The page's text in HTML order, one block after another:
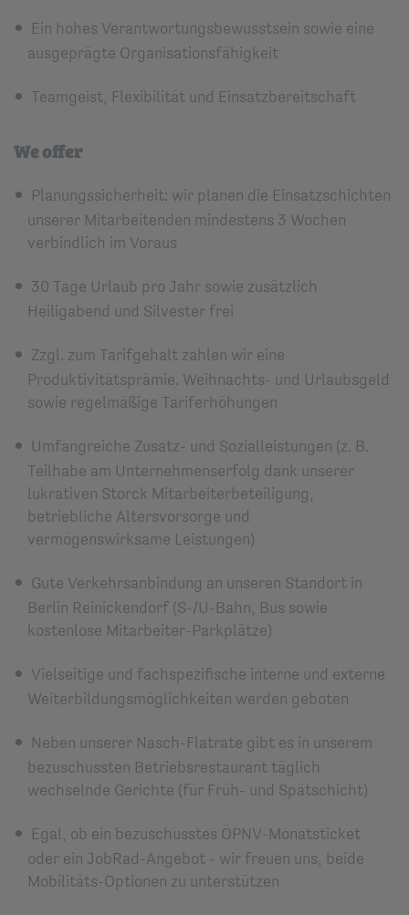
Ein hohes Verantwortungsbewusstsein sowie eine
ausgeprägte Organisationsfähigkeit
Teamgeist, Flexibilität und Einsatzbereitschaft
We offer
Planungssicherheit: wir planen die Einsatzschichten
unserer Mitarbeitenden mindestens 3 Wochen
verbindlich im Voraus
30 Tage Urlaub pro Jahr sowie zusätzlich
Heiligabend und Silvester frei
Zzgl. zum Tarifgehalt zahlen wir eine
Produktivitätsprämie. Weihnachts- und Urlaubsgeld
sowie regelmäßige Tariferhöhungen
Umfangreiche Zusatz- und Sozialleistungen (z. B.
Teilhabe am Unternehmenserfolg dank unserer
lukrativen Storck Mitarbeiterbeteiligung,
betriebliche Altersvorsorge und
vermögenswirksame Leistungen)
Gute Verkehrsanbindung an unseren Standort in
Berlin Reinickendorf (S-/U-Bahn, Bus sowie
kostenlose Mitarbeiter-Parkplätze)
Vielseitige und fachspezifische interne und externe
Weiterbildungsmöglichkeiten werden geboten
Neben unserer Nasch-Flatrate gibt es in unserem
bezuschussten Betriebsrestaurant täglich
wechselnde Gerichte (für Früh- und Spätschicht)
Egal, ob ein bezuschusstes ÖPNV-Monatsticket
oder ein JobRad-Angebot - wir freuen uns, beide
Mobilitäts-Optionen zu unterstützen